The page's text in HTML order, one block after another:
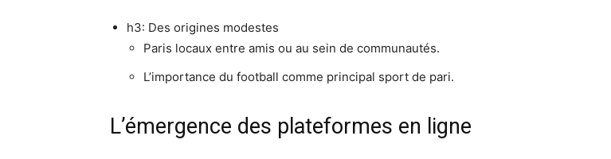
h3: Des origines modestes
Paris locaux entre amis ou au sein de communautés.
L’importance du football comme principal sport de pari.
L’émergence des plateformes en ligne